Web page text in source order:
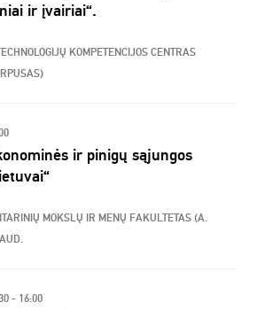
ir įvairiai“.
KOMPETENCIJOS CENTRAS
ir pinigų sąjungos
MOKSLŲ IR MENŲ FAKULTETAS (A.
- 16:00